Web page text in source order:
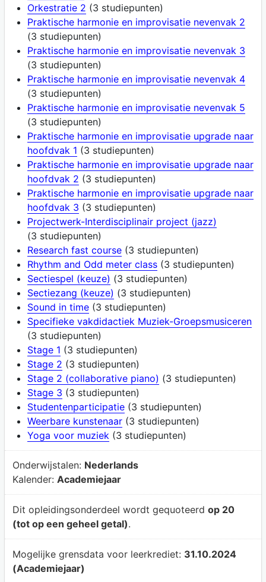
Orkestratie 2 (3 studiepunten)
Praktische harmonie en improvisatie nevenvak 2
(3 studiepunten)
Praktische harmonie en improvisatie nevenvak 3
(3 studiepunten)
Praktische harmonie en improvisatie nevenvak 4
(3 studiepunten)
Praktische harmonie en improvisatie nevenvak 5
(3 studiepunten)
Praktische harmonie en improvisatie upgrade naar
hoofdvak 1 (3 studiepunten)
Praktische harmonie en improvisatie upgrade naar
hoofdvak 2 (3 studiepunten)
Praktische harmonie en improvisatie upgrade naar
hoofdvak 3 (3 studiepunten)
Projectwerk-Interdisciplinair project (jazz)
(3 studiepunten)
Research fast course(3 studiepunten)
Rhythm and Odd meter class(3 studiepunten)
Sectiespel (keuze) (3 studiepunten)
Sectiezang (keuze) (3 studiepunten)
Sound in time(3 studiepunten)
Specifieke vakdidactiek Muziek-Groepsmusiceren
(3 studiepunten)
Stage 1 (3 studiepunten)
Stage 2 (3 studiepunten)
Stage 2 (collaborative piano) (3 studiepunten)
Stage 3 (3 studiepunten)
Studentenparticipatie(3 studiepunten)
Weerbare kunstenaar(3 studiepunten)
Yoga voor muziek (3 studiepunten)
Onderwijstalen: Nederlands
Kalender: Academiejaar
Dit opleidingsonderdeel wordt gequoteerd op 20
(tot op een geheel getal).
Mogelijke grensdata voor leerkrediet: 31.10.2024
(Academiejaar)